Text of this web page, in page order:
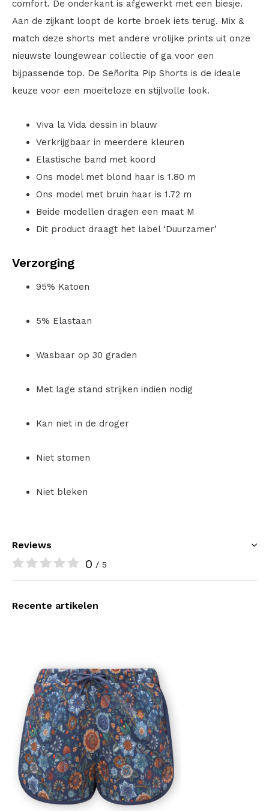
comfort. De onderkant is afgewerkt met een biesje.
Aan de zijkant loopt de korte broek iets terug. Mix &
match deze shorts met andere vrolijke prints uit onze
nieuwste loungewear collectie of ga voor een
bijpassende top. De Señorita Pip Shorts is de ideale
keuze voor een moeiteloze en stijlvolle look.
Viva la Vida dessin in blauw
Verkrijgbaar in meerdere kleuren
Elastische band met koord
Ons model met blond haar is 1.80 m
Ons model met bruin haar is 1.72 m
Beide modellen dragen een maat M
Dit product draagt het label ‘Duurzamer’
Verzorging
95% Katoen
5% Elastaan
Wasbaar op 30 graden
Met lage stand strijken indien nodig
Kan niet in de droger
Niet stomen
Niet bleken
Reviews
0 / 5
Recente artikelen